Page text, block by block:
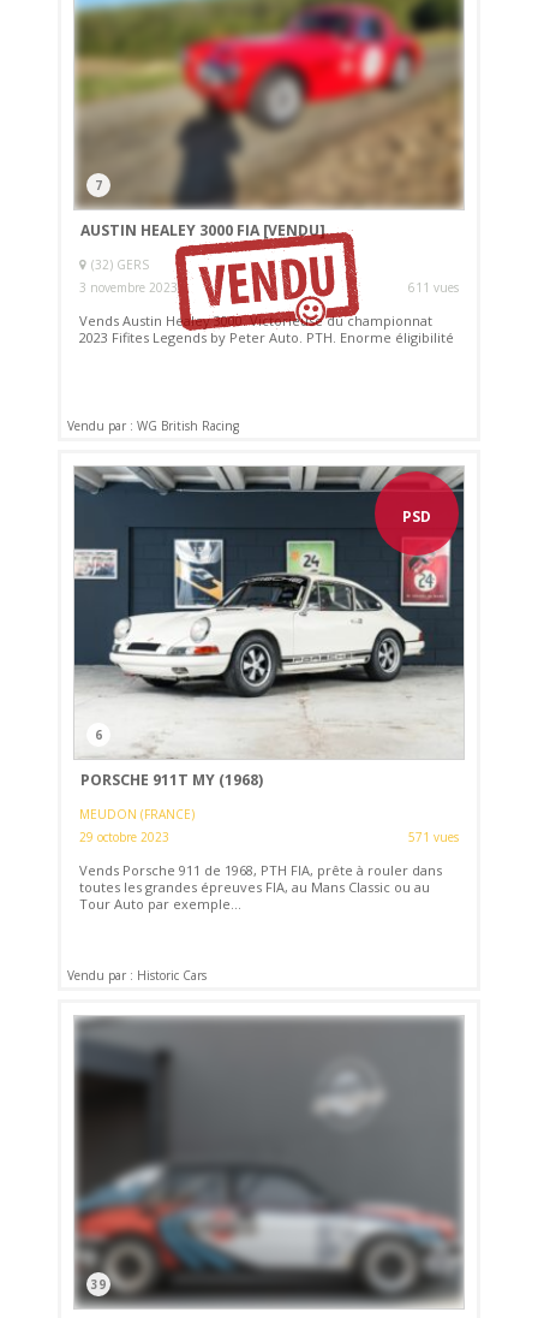
7
AUSTIN HEALEY 3000 FIA[VENDU]
(32) GERS
3 novembre 2023
611 vues
Vends Austin Healey 3000. Victorieuse du championnat
2023 Fifites Legends by Peter Auto. PTH. Enorme éligibilité
Vendu par : WG British Racing
PSD
6
PORSCHE 911T MY (1968)
MEUDON (FRANCE)
29 octobre 2023
571 vues
Vends Porsche 911 de 1968, PTH FIA, prête à rouler dans
toutes les grandes épreuves FIA, au Mans Classic ou au
Tour Auto par exemple...
Vendu par : Historic Cars
39